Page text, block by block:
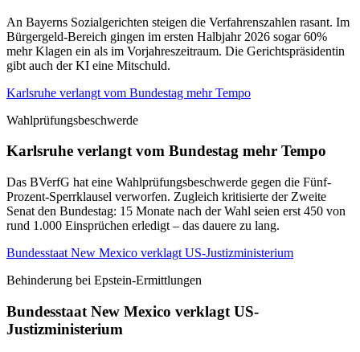
An Bayerns Sozialgerichten steigen die Verfahrenszahlen rasant. Im
Bürgergeld-Bereich gingen im ersten Halbjahr 2026 sogar 60%
mehr Klagen ein als im Vorjahreszeitraum. Die Gerichtspräsidentin
gibt auch der KI eine Mitschuld.
Karlsruhe verlangt vom Bundestag mehr Tempo
Wahlprüfungsbeschwerde
Karlsruhe verlangt vom Bundestag mehr Tempo
Das BVerfG hat eine Wahlprüfungsbeschwerde gegen die Fünf-
Prozent-Sperrklausel verworfen. Zugleich kritisierte der Zweite
Senat den Bundestag: 15 Monate nach der Wahl seien erst 450 von
rund 1.000 Einsprüchen erledigt – das dauere zu lang.
Bundesstaat New Mexico verklagt US-Justizministerium
Behinderung bei Epstein-Ermittlungen
Bundesstaat New Mexico verklagt US-
Justizministerium